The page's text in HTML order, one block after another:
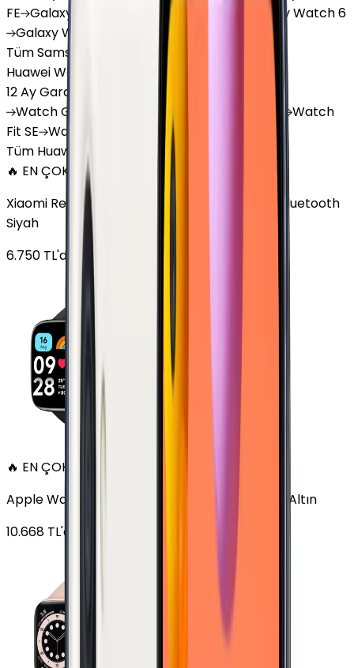
FE Galaxy Galaxy GalaxyWatch 6
GalaxyWatch8
Tüm Samsung Watch'lar
Huawei Watch
12 Ay Garanti
WatchGT 4 GT 5 GT 5 Pro
Watch
Fit SE Watch Watch GT3 Pro
Tüm Huawei Watch'lar
🔥 EN ÇOK SATAN
Xiaomi Redmi Watch 3 Active Plastik 47mm Bluetooth
Siyah
6.750 TL'den başlayan fiyatlar
🔥 EN ÇOK SATAN
Apple Watch Series 6 Alüminyum 40mm GPS Altın
10.668 TL'den